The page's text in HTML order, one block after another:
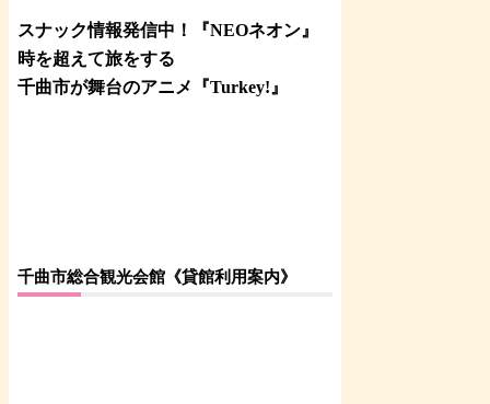
スナック情報発信中！『NEOネオン』
時を超えて旅をする
千曲市が舞台のアニメ『Turkey!』
千曲市総合観光会館《貸館利用案内》